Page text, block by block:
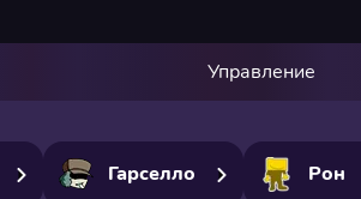
Управление
Гарселло Рон